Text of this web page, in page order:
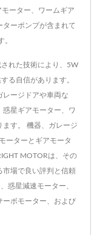
ーター、ワームギア
ターポンプが含まれて
。
れた技術により、5W
る自信があります。
レージドアや車両な
惑星ギアモーター、ワ
す。 機器、ガレージ
ーターとギアモータ
MOTORは、その
市場で良い評判と信頼
惑星減速モーター、
ーボモーター、および